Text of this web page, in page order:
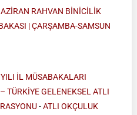
RAHVAN BİNİCİLİK
| ÇARŞAMBA-SAMSUN
İL MÜSABAKALARI
TÜRKİYE GELENEKSEL ATLI
-ATLI OKÇULUK